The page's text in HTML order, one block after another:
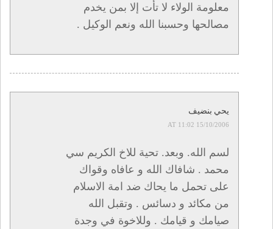
معلومة الولاء لا تأت إلا بمن يخدم
مصالحها وحسبنا الله ونعم الوكيل .
يحي بنضيف
15/10/2006 AT 11:02
لسم الله. وبعد. تحية للاخ الكريم سي
محمد . شافاك الله و عافاه وقواك
على تحمل ما يحاك ضد امة الاسلام
من مكائد و دسائس . وتقبل الله
صيامك و قيامك . وللاخوة في وجدة